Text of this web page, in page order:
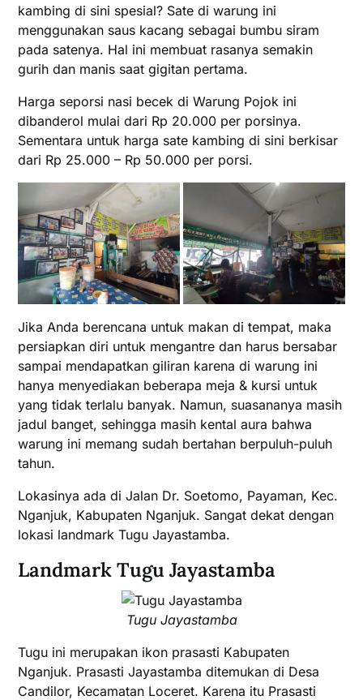
kambing di sini spesial? Sate di warung ini
menggunakan saus kacang sebagai bumbu siram
pada satenya. Hal ini membuat rasanya semakin
gurih dan manis saat gigitan pertama.
Harga seporsi nasi becek di Warung Pojok ini
dibanderol mulai dari Rp 20.000 per porsinya.
Sementara untuk harga sate kambing di sini berkisar
dari Rp 25.000 – Rp 50.000 per porsi.
Jika Anda berencana untuk makan di tempat, maka
persiapkan diri untuk mengantre dan harus bersabar
sampai mendapatkan giliran karena di warung ini
hanya menyediakan beberapa meja & kursi untuk
yang tidak terlalu banyak. Namun, suasananya masih
jadul banget, sehingga masih kental aura bahwa
warung ini memang sudah bertahan berpuluh-puluh
tahun.
Lokasinya ada di Jalan Dr. Soetomo, Payaman, Kec.
Nganjuk, Kabupaten Nganjuk. Sangat dekat dengan
lokasi landmark Tugu Jayastamba.
Landmark Tugu Jayastamba
Tugu Jayastamba
Tugu ini merupakan ikon prasasti Kabupaten
Nganjuk. Prasasti Jayastamba ditemukan di Desa
Candilor, Kecamatan Loceret. Karena itu Prasasti